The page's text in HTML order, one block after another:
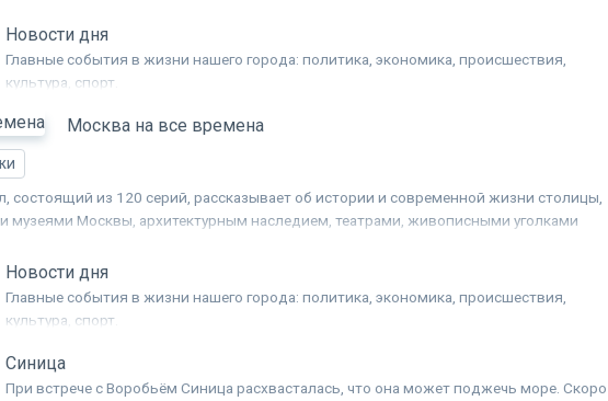
местным жителям. На прогулке с ведущим проекта, актёром Андреем
зрители узнают, что скрывается за привычными названиями и фасадами, и как
Новости дня
Главные события в жизни нашего города: политика, экономика, происшествия,
культура, спорт.
Москва на все времена
состоящий из 120 серий, рассказывает об истории и современной жизни столицы,
музеями Москвы, архитектурным наследием, театрами, живописными уголками
Новости дня
Главные события в жизни нашего города: политика, экономика, происшествия,
культура, спорт.
Синица
При встрече с Воробьём Синица расхвасталась, что она может поджечь море. Скоро